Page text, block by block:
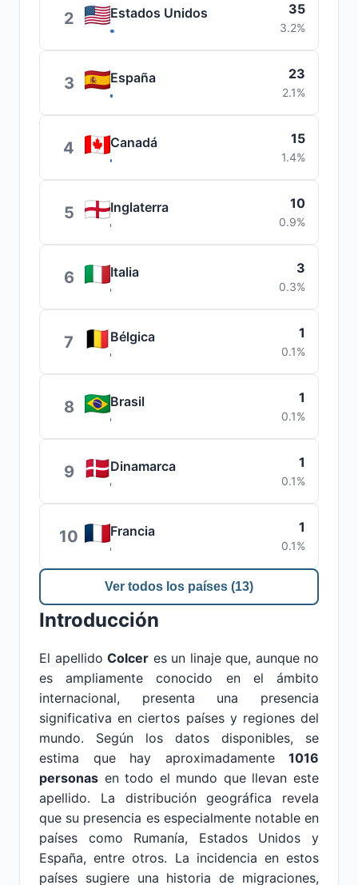
2 Estados Unidos 35
3.2%
3 España 23
2.1%
4 Canadá 15
1.4%
5 Inglaterra 10
0.9%
6 Italia 3
0.3%
7 Bélgica 1
0.1%
8 Brasil 1
0.1%
9 Dinamarca 1
0.1%
10 Francia 1
0.1%
Ver todos los países (13)
Introducción
El apellido Colcer es un linaje que, aunque no
es ampliamente conocido en el ámbito
internacional, presenta una presencia
significativa en ciertos países y regiones del
mundo. Según los datos disponibles, se
estima que hay aproximadamente 1016
personas en todo el mundo que llevan este
apellido. La distribución geográfica revela
que su presencia es especialmente notable en
países como Rumanía, Estados Unidos y
España, entre otros. La incidencia en estos
países sugiere una historia de migraciones,